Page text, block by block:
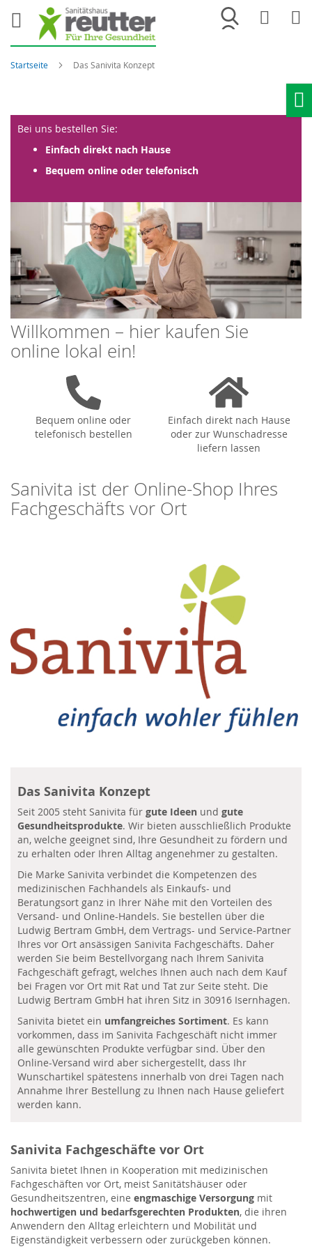
Merkliste
Startseite Das Sanivita Konzept
Willkommen – hier kaufen Sie
online lokal ein!
Bequem online oder
telefonisch bestellen
Einfach direkt nach Hause
oder zur Wunschadresse
liefern lassen
Sanivita ist der Online-Shop Ihres
Fachgeschäfts vor Ort
Das Sanivita Konzept
Seit 2005 steht Sanivita für gute Ideen und gute
Gesundheitsprodukte. Wir bieten ausschließlich Produkte
an, welche geeignet sind, Ihre Gesundheit zu fördern und
zu erhalten oder Ihren Alltag angenehmer zu gestalten.
Die Marke Sanivita verbindet die Kompetenzen des
medizinischen Fachhandels als Einkaufs- und
Beratungsort ganz in Ihrer Nähe mit den Vorteilen des
Versand- und Online-Handels. Sie bestellen über die
Ludwig Bertram GmbH, dem Vertrags- und Service-Partner
Ihres vor Ort ansässigen Sanivita Fachgeschäfts. Daher
werden Sie beim Bestellvorgang nach Ihrem Sanivita
Fachgeschäft gefragt, welches Ihnen auch nach dem Kauf
bei Fragen vor Ort mit Rat und Tat zur Seite steht. Die
Ludwig Bertram GmbH hat ihren Sitz in 30916 Isernhagen.
Sanivita bietet ein umfangreiches Sortiment. Es kann
vorkommen, dass im Sanivita Fachgeschäft nicht immer
alle gewünschten Produkte verfügbar sind. Über den
Online-Versand wird aber sichergestellt, dass Ihr
Wunschartikel spätestens innerhalb von drei Tagen nach
Annahme Ihrer Bestellung zu Ihnen nach Hause geliefert
werden kann.
Sanivita Fachgeschäfte vor Ort
Sanivita bietet Ihnen in Kooperation mit medizinischen
Fachgeschäften vor Ort, meist Sanitätshäuser oder
Gesundheitszentren, eine engmaschige Versorgung mit
hochwertigen und bedarfsgerechten Produkten, die ihren
Anwendern den Alltag erleichtern und Mobilität und
Eigenständigkeit verbessern oder zurückgeben können.
Bei uns bestellen Sie:
Einfach direkt nach Hause
Bequem online oder telefonisch